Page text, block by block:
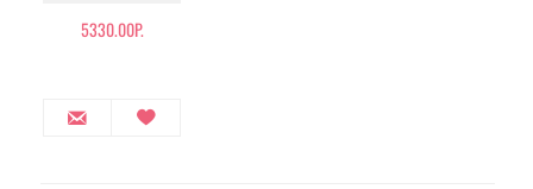
5330.00Р.